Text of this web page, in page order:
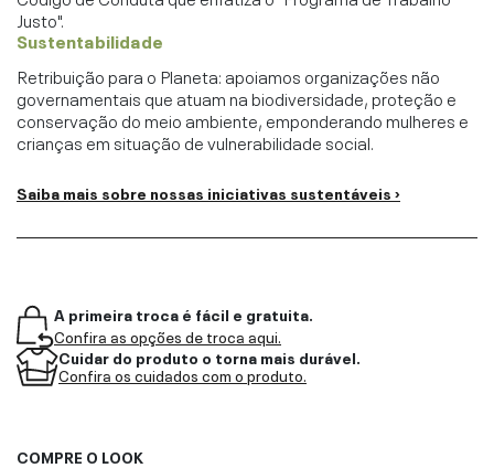
Justo".
Sustentabilidade
Retribuição para o Planeta: apoiamos organizações não
governamentais que atuam na biodiversidade, proteção e
conservação do meio ambiente, emponderando mulheres e
crianças em situação de vulnerabilidade social.
Saiba mais sobre nossas iniciativas sustentáveis ›
A primeira troca é fácil e gratuita.
Confira as opções de troca aqui.
Cuidar do produto o torna mais durável.
Confira os cuidados com o produto.
COMPRE O LOOK